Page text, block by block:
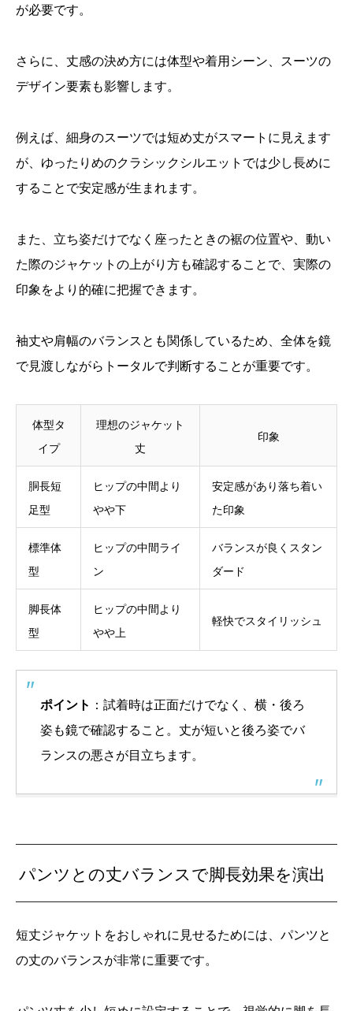
が必要です。
さらに、丈感の決め方には体型や着用シーン、スーツの
デザイン要素も影響します。
例えば、細身のスーツでは短め丈がスマートに見えます
が、ゆったりめのクラシックシルエットでは少し長めに
することで安定感が生まれます。
また、立ち姿だけでなく座ったときの裾の位置や、動い
た際のジャケットの上がり方も確認することで、実際の
印象をより的確に把握できます。
袖丈や肩幅のバランスとも関係しているため、全体を鏡
で見渡しながらトータルで判断することが重要です。
体型タ
イプ
理想のジャケット
丈
印象
胴長短
足型
ヒップの中間より
やや下
安定感があり落ち着い
た印象
標準体
型
ヒップの中間ライ
ン
バランスが良くスタン
ダード
脚長体
型
ヒップの中間より
やや上
軽快でスタイリッシュ
ポイント ：試着時は正面だけでなく、横・後ろ
姿も鏡で確認すること。丈が短いと後ろ姿でバ
ランスの悪さが目立ちます。
パンツとの丈バランスで脚長効果を演出
短丈ジャケットをおしゃれに見せるためには、パンツと
の丈のバランスが非常に重要です。